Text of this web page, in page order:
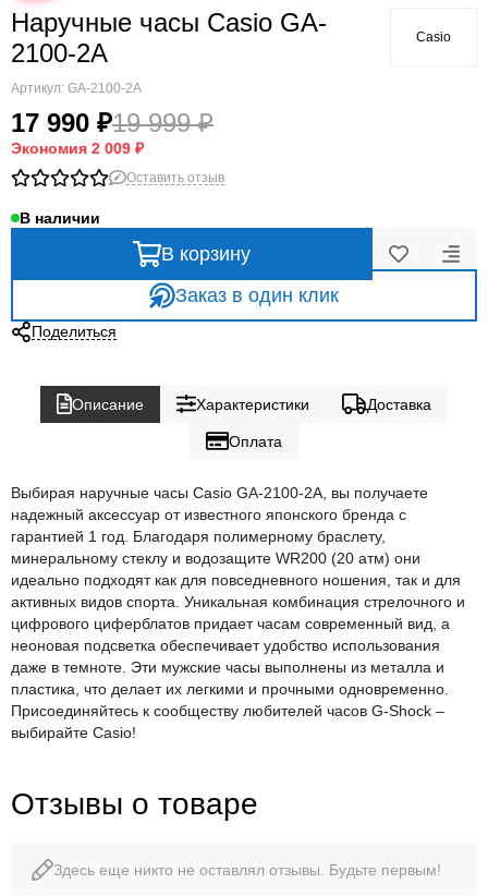
Наручные часы Casio GA-
2100-2A
Артикул: GA-2100-2A
17 990 ₽19 999 ₽
Экономия 2 009 ₽
Casio
Оставить отзыв
В наличии
В корзину
Заказ в один клик
Поделиться
Описание Характеристики Доставка
Оплата
Выбирая наручные часы Casio GA-2100-2A, вы получаете
надежный аксессуар от известного японского бренда с
гарантией 1 год. Благодаря полимерному браслету,
минеральному стеклу и водозащите WR200 (20 атм) они
идеально подходят как для повседневного ношения, так и для
активных видов спорта. Уникальная комбинация стрелочного и
цифрового циферблатов придает часам современный вид, а
неоновая подсветка обеспечивает удобство использования
даже в темноте. Эти мужские часы выполнены из металла и
пластика, что делает их легкими и прочными одновременно.
Присоединяйтесь к сообществу любителей часов G-Shock –
выбирайте Casio!
Отзывы о товаре
Здесь еще никто не оставлял отзывы. Будьте первым!